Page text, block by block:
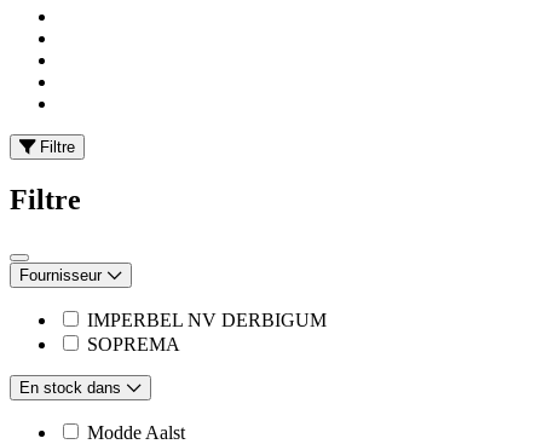
Filtre
Filtre
Fournisseur
IMPERBEL NV DERBIGUM
SOPREMA
En stock dans
Modde Aalst